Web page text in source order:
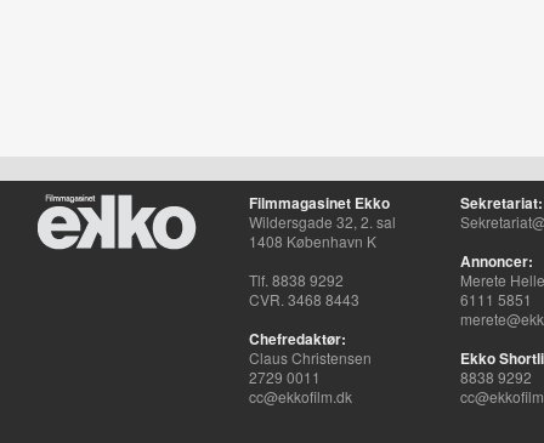
Filmmagasinet Ekko
Wildersgade 32, 2. sal
1408 København K
Tlf. 8838 9292
CVR. 3468 8443
Chefredaktør:
Claus Christensen
2729 0011
cc@ekkofilm.dk
Sekretariat:
Annoncer:
Merete
6111 5851
Ekko
8838 9292